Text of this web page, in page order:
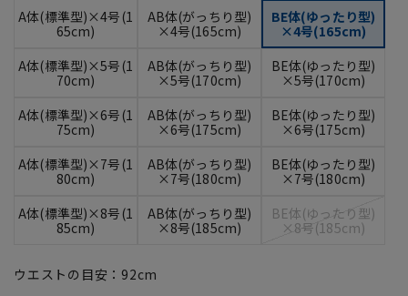
A体(標準型)×4号(1
65cm)
AB体(がっちり型)
×4号(165cm)
BE体(ゆったり型)
×4号(165cm)
A体(標準型)×5号(1
70cm)
AB体(がっちり型)
×5号(170cm)
BE体(ゆったり型)
×5号(170cm)
A体(標準型)×6号(1
75cm)
AB体(がっちり型)
×6号(175cm)
BE体(ゆったり型)
×6号(175cm)
A体(標準型)×7号(1
80cm)
AB体(がっちり型)
×7号(180cm)
BE体(ゆったり型)
×7号(180cm)
A体(標準型)×8号(1
85cm)
AB体(がっちり型)
×8号(185cm)
BE体(ゆったり型)
×8号(185cm)
ウエストの目安： 92cm